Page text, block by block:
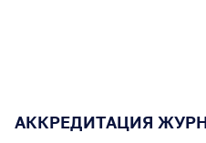
АККРЕДИТАЦИЯ